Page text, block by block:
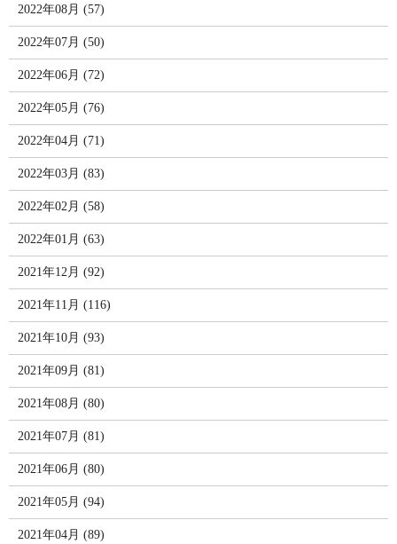
2022年08月 (57)
2022年07月 (50)
2022年06月 (72)
2022年05月 (76)
2022年04月 (71)
2022年03月 (83)
2022年02月 (58)
2022年01月 (63)
2021年12月 (92)
2021年11月 (116)
2021年10月 (93)
2021年09月 (81)
2021年08月 (80)
2021年07月 (81)
2021年06月 (80)
2021年05月 (94)
2021年04月 (89)